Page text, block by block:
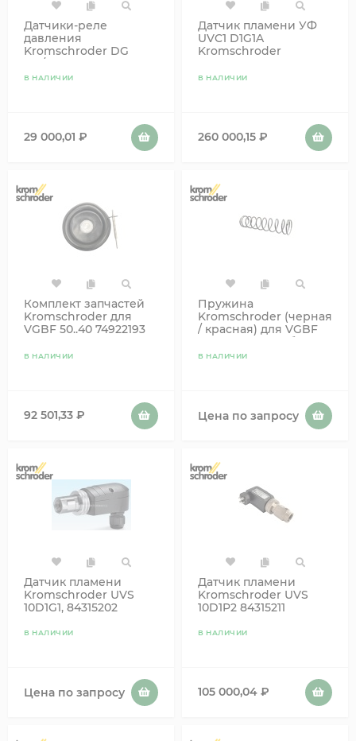
Датчики-реле
давления
Kromschroder DG
150/300VC4-6W
84448935
В НАЛИЧИИ
29 000,01 ₽
Датчик пламени УФ
UVC1 D1G1A
Kromschroder
В НАЛИЧИИ
260 000,15 ₽
Комплект запчастей
Kromschroder для
VGBF 50..40 74922193
В НАЛИЧИИ
92 501,33 ₽
Пружина
Kromschroder (черная
/ красная) для VGBF
25-40 (100-160 мбар) · и
VAR 25-40 (101-150
В НАЛИЧИИ
Цена по запросу
Датчик пламени
Kromschroder UVS
10D1G1, 84315202
В НАЛИЧИИ
Цена по запросу
Датчик пламени
Kromschroder UVS
10D1P2 84315211
В НАЛИЧИИ
105 000,04 ₽